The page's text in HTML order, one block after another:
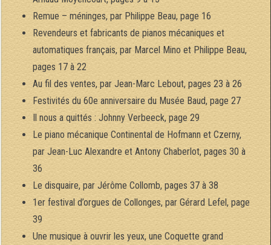
Remue – méninges, par Philippe Beau, page 16
Revendeurs et fabricants de pianos mécaniques et
automatiques français, par Marcel Mino et Philippe Beau,
pages 17 à 22
Au fil des ventes, par Jean-Marc Lebout, pages 23 à 26
Festivités du 60e anniversaire du Musée Baud, page 27
Il nous a quittés : Johnny Verbeeck, page 29
Le piano mécanique Continental de Hofmann et Czerny,
par Jean-Luc Alexandre et Antony Chaberlot, pages 30 à
36
Le disquaire, par Jérôme Collomb, pages 37 à 38
1er festival d’orgues de Collonges, par Gérard Lefel, page
39
Une musique à ouvrir les yeux, une Coquette grand